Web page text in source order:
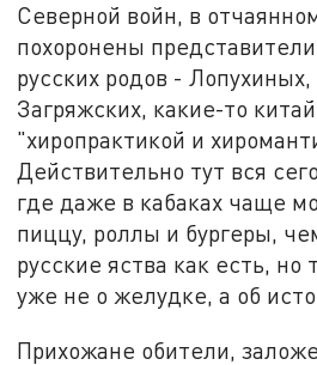
Северной войн, в
похоронены
русских родов -
Загряжских, какие-то
"хиропрактикой и
Действительно тут вся
где даже в кабаках чаще
пиццу, роллы и бургеры,
русские яства как есть, но
уже не о желудке, а об
Прихожане обители,